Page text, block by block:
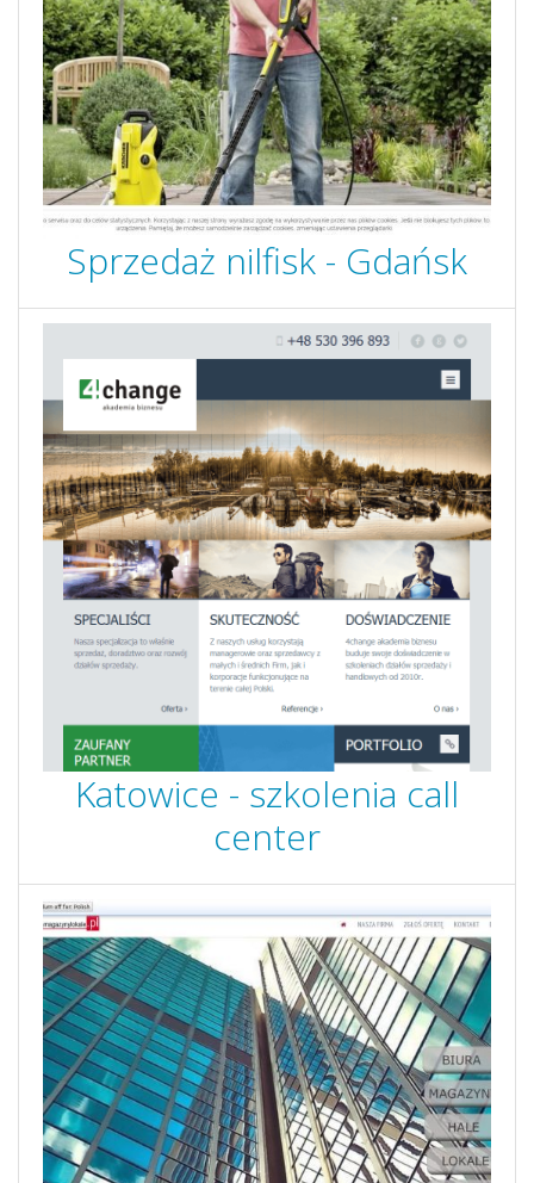
Sprzedaż nilfisk - Gdańsk
Katowice - szkolenia call
center